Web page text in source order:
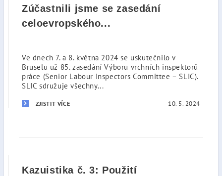
Zúčastnili jsme se zasedání
celoevropského...
Ve dnech 7. a 8. května 2024 se uskutečnilo v
Bruselu už 85. zasedání Výboru vrchních inspektorů
práce (Senior Labour Inspectors Committee – SLIC).
SLIC sdružuje všechny...
ZJISTIT VÍCE 10. 5. 2024
Kazuistika č. 3: Použití